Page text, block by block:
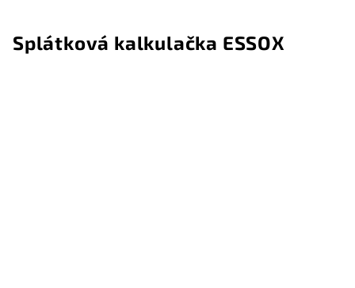
Splátková kalkulačka ESSOX